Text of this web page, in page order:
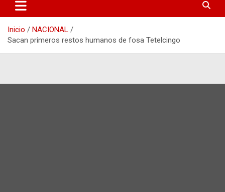
Inicio
NACIONAL
Sacan primeros restos humanos de fosa Tetelcingo